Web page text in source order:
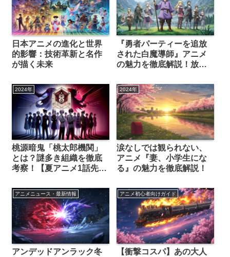
日本アニメの進化と世界
的影響：技術革新と名作
が描く未来
『勇者パーティーを追放
された白魔導師』アニメ
の魅力を徹底解説！放送
丸わかり
2024年
桃源暗鬼「桃太郎機関」
とは？謎多き組織を徹底
考察！【夏アニメ1話先行
2024年
涙なしでは観られない、
アニメ『妻、小学生にな
る』の魅力を徹底解説！
アニメニュース・最新情報
アンデッドアンラック冬
アニメ初心者向けガイド
【衝撃コスパ】あの大人